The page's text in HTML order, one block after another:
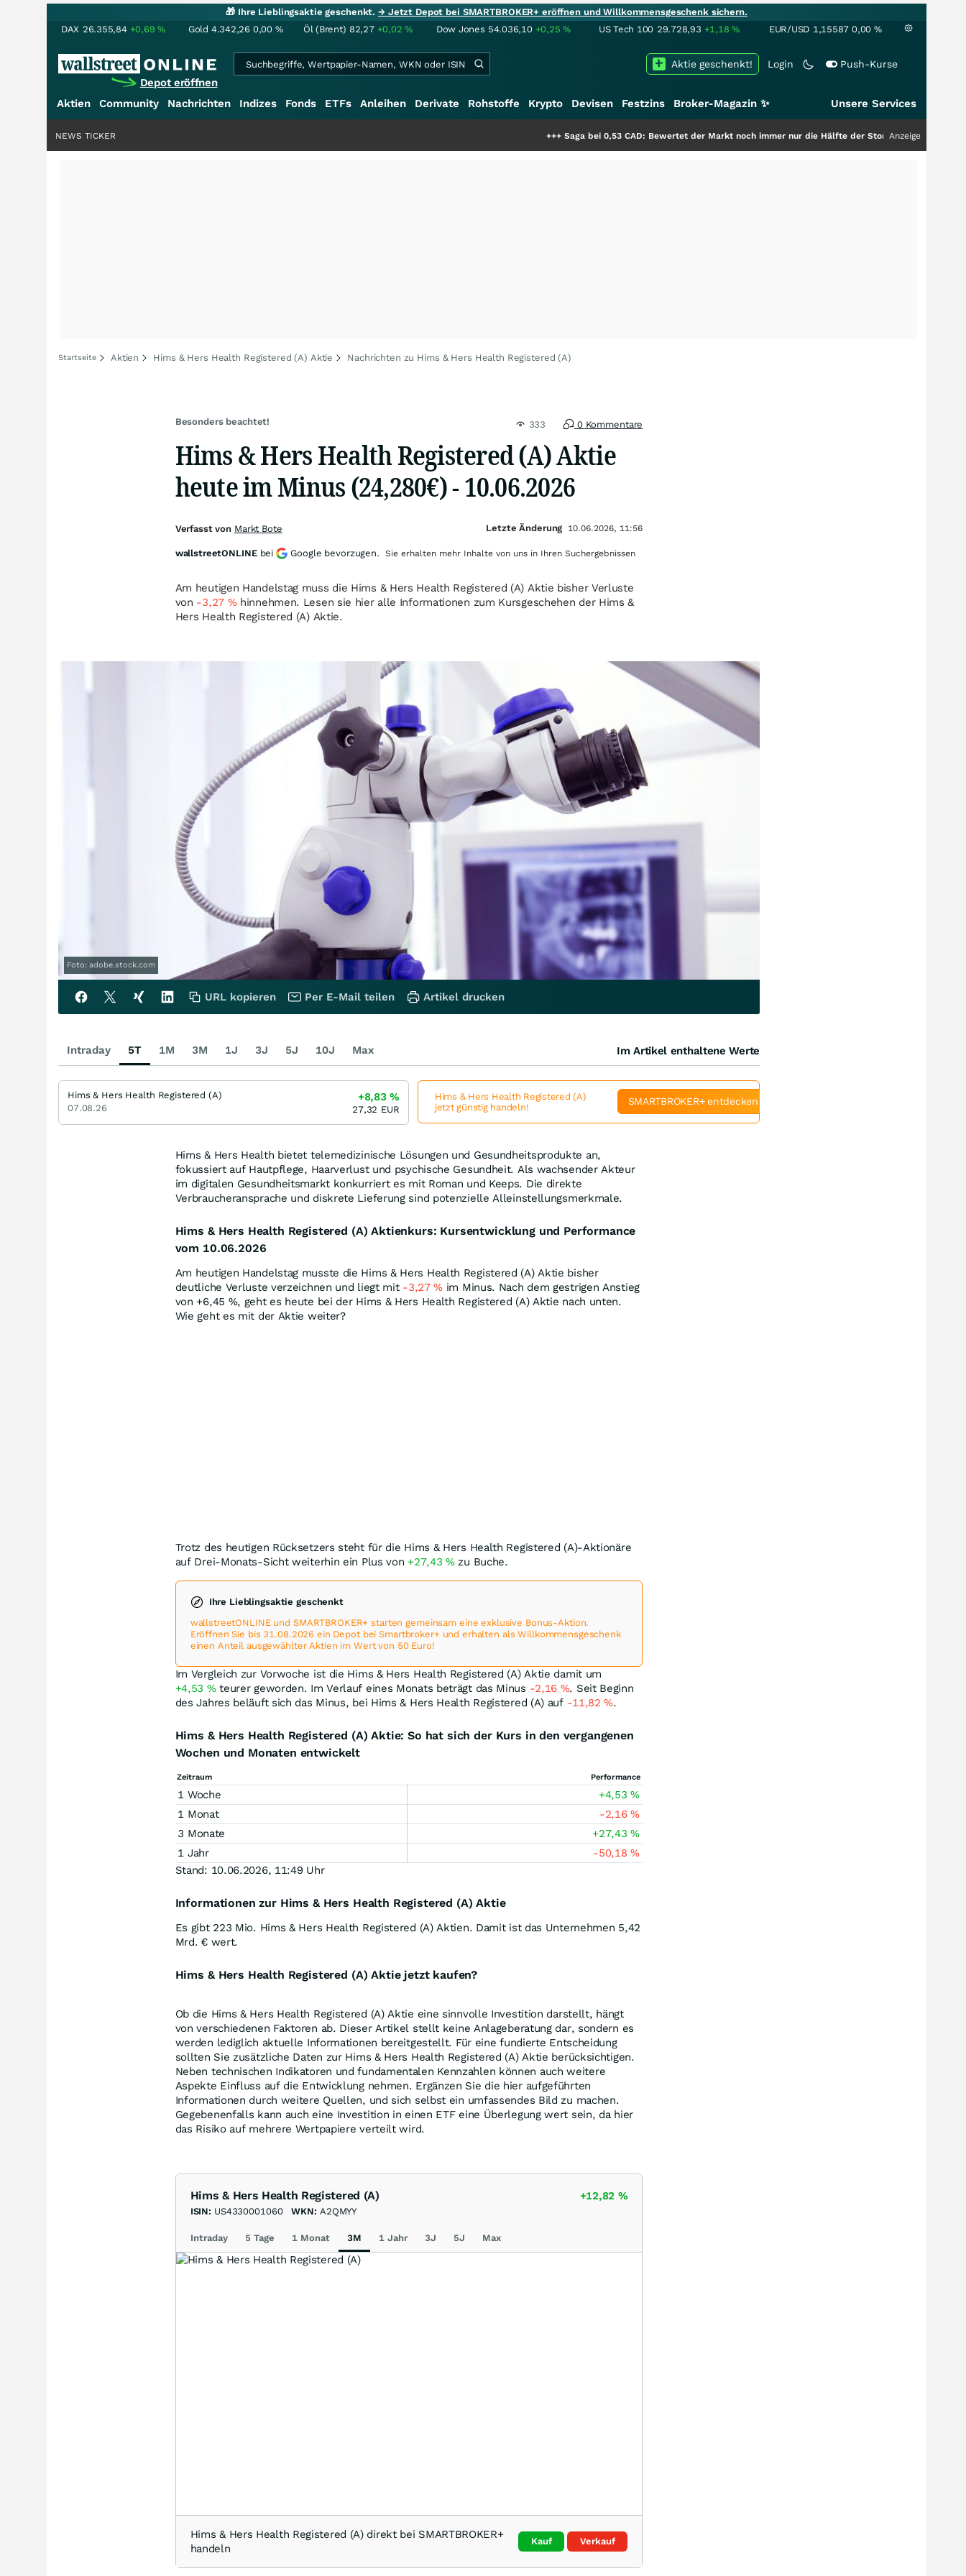
🎁 Ihre Lieblingsaktie geschenkt.→ Jetzt Depot bei SMARTBROKER+ eröffnen und Willkommensgeschenk sichern.
DAX 26.355,84 +0,69% Gold 4.342,26 0,00 % Öl (Brent) 82,27 +0,02% Dow Jones 54.036,10 +0,25% US Tech 100 29.728,93 +1,18% EUR/USD 1,15587 0,00 %
Depot eröffnen
Login Push-Kurse
Aktie geschenkt!
Aktien Community Nachrichten Indizes Fonds ETFs Anleihen Derivate Rohstoffe Krypto Devisen Festzins Broker-Magazin ✨ Unsere Services
Saga bei 0,53 CAD: Bewertet der Markt noch immer nur die Hälfte der Story?+++ Anzeige
NEWS TICKER
Startseite Aktien Hims & Hers Health Registered (A) Aktie Nachrichten zu Hims & Hers Health Registered (A)
Besonders beachtet! 333 0 Kommentare
Hims & Hers Health Registered (A) Aktie
heute im Minus (24,280€) - 10.06.2026
Am heutigen Handelstag muss die Hims & Hers Health Registered (A) Aktie bisher Verluste
von -3,27 %hinnehmen. Lesen sie hier alle Informationen zum Kursgeschehen der Hims &
Hers Health Registered (A) Aktie.
Foto: adobe.stock.com
Hims & Hers Health bietet telemedizinische Lösungen und Gesundheitsprodukte an,
fokussiert auf Hautpflege, Haarverlust und psychische Gesundheit. Als wachsender Akteur
im digitalen Gesundheitsmarkt konkurriert es mit Roman und Keeps. Die direkte
Verbraucheransprache und diskrete Lieferung sind potenzielle Alleinstellungsmerkmale.
Hims & Hers Health Registered (A) Aktienkurs: Kursentwicklung und Performance
vom 10.06.2026
Am heutigen Handelstag musste die Hims & Hers Health Registered (A) Aktie bisher
deutliche Verluste verzeichnen und liegt mit -3,27% im Minus. Nach dem gestrigen Anstieg
von +6,45 %, geht es heute bei der Hims & Hers Health Registered (A) Aktie nach unten.
Wie geht es mit der Aktie weiter?
Trotz des heutigen Rücksetzers steht für die Hims & Hers Health Registered (A)-Aktionäre
auf Drei-Monats-Sicht weiterhin ein Plus von +27,43%zu Buche.
Ihre Lieblingsaktie geschenkt
wallstreetONLINE und SMARTBROKER+ starten gemeinsam eine exklusive Bonus-Aktion.
Eröffnen Sie bis 31.08.2026 ein Depot bei Smartbroker+ und erhalten als Willkommensgeschenk
einen Anteil ausgewählter Aktien im Wert von 50 Euro!
Im Vergleich zur Vorwoche ist die Hims & Hers Health Registered (A) Aktie damit um
+4,53 %teurer geworden. Im Verlauf eines Monats beträgt das Minus -2,16 %. Seit Beginn
des Jahres beläuft sich das Minus, bei Hims & Hers Health Registered (A) auf -11,82%.
Hims & Hers Health Registered (A) Aktie: So hat sich der Kurs in den vergangenen
Wochen und Monaten entwickelt
Zeitraum Performance
1 Woche +4,53%
1 Monat
-2,16%
3 Monate
+27,43%
1 Jahr
-50,18%
Stand: 10.06.2026, 11:49 Uhr
Informationen zur Hims & Hers Health Registered (A) Aktie
Es gibt 223 Mio. Hims & Hers Health Registered (A) Aktien. Damit ist das Unternehmen 5,42
Mrd. € wert.
Hims & Hers Health Registered (A) Aktie jetzt kaufen?
Ob die Hims & Hers Health Registered (A) Aktie eine sinnvolle Investition darstellt, hängt
von verschiedenen Faktoren ab. Dieser Artikel stellt keine Anlageberatung dar, sondern es
werden lediglich aktuelle Informationen bereitgestellt. Für eine fundierte Entscheidung
sollten Sie zusätzliche Daten zur Hims & Hers Health Registered (A) Aktie berücksichtigen.
Neben technischen Indikatoren und fundamentalen Kennzahlen können auch weitere
Aspekte Einfluss auf die Entwicklung nehmen. Ergänzen Sie die hier aufgeführten
Informationen durch weitere Quellen, und sich selbst ein umfassendes Bild zu machen.
Gegebenenfalls kann auch eine Investition in einen ETF eine Überlegung wert sein, da hier
das Risiko auf mehrere Wertpapiere verteilt wird.
Hims & Hers Health Registered (A) +12,82 %
ISIN: US4330001060 WKN: A2QMYY
Intraday 5 Tage 1 Monat 3M 1 Jahr 3J 5J Max
Hims & Hers Health Registered (A) direkt bei SMARTBROKER+
handeln
Kauf Verkauf
Verfasst von Markt Bote Letzte Änderung 10.06.2026, 11:56
wallstreetONLINE bei Google bevorzugen. Sie erhalten mehr Inhalte von uns in Ihren Suchergebnissen
URL kopieren Per E-Mail teilen Artikel drucken
Intraday 5T 1M 3M 1J 3J 5J 10J Max Im Artikel enthaltene Werte
Hims & Hers Health Registered (A)
07.08.26
+8,83%
27,32 EUR
Hims & Hers Health Registered (A)
jetzt günstig handeln!
SMARTBROKER+ entdecken